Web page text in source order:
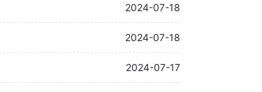
2024-07-18
2024-07-18
2024-07-17